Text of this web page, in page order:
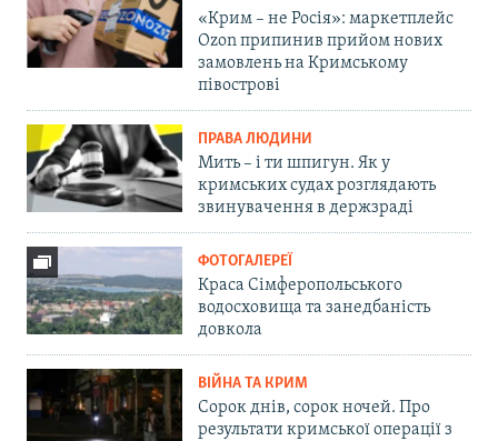
«Крим – не Росія»: маркетплейс
Ozon припинив прийом нових
замовлень на Кримському
півострові
ПРАВА ЛЮДИНИ
Мить – і ти шпигун. Як у
кримських судах розглядають
звинувачення в держзраді
ФОТОГАЛЕРЕЇ
Краса Сімферопольського
водосховища та занедбаність
довкола
ВІЙНА ТА КРИМ
Сорок днів, сорок ночей. Про
результати кримської операції з